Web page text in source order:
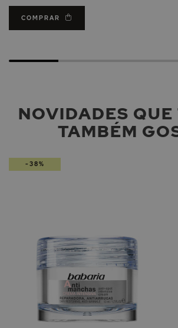
COMPRAR
NOVIDADES QUE
TAMBÉM
-38%